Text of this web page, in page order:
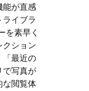
能が直感
イブラ
を素早く
クション
「最近の
で写真が
な閲覧体